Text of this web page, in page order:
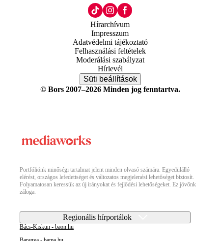
Hírarchívum
Impresszum
Adatvédelmi tájékoztató
Felhasználási feltételek
Moderálási szabályzat
Hírlevél
Süti beállítások
© Bors 2007–2026 Minden jog fenntartva.
Portfóliónk minőségi tartalmat jelent minden olvasó számára. Egyedülálló
elérést, országos lefedettséget és változatos megjelenési lehetőséget biztosít.
Folyamatosan keressük az új irányokat és fejlődési lehetőségeket. Ez jövőnk
záloga.
Regionális hírportálok
Bács-Kiskun - baon.hu